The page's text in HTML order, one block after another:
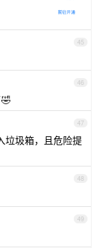
45
46
47
垃圾箱，且危险提
48
49